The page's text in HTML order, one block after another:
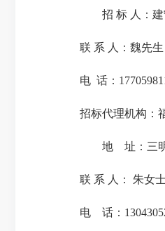
招 标 人：
联 系 人： 魏先生
电 话：
招标代理机构：
地 址： 三
联 系 人： 朱女
电 话：